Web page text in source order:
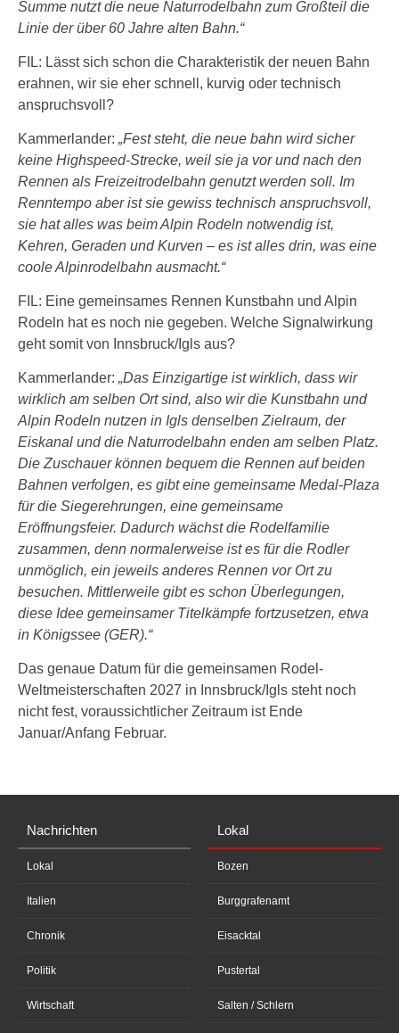
Summe nutzt die neue Naturrodelbahn zum Großteil die
Linie der über 60 Jahre alten Bahn.“
FIL: Lässt sich schon die Charakteristik der neuen Bahn
erahnen, wir sie eher schnell, kurvig oder technisch
anspruchsvoll?
Kammerlander: „Fest steht, die neue bahn wird sicher
keine Highspeed-Strecke, weil sie ja vor und nach den
Rennen als Freizeitrodelbahn genutzt werden soll. Im
Renntempo aber ist sie gewiss technisch anspruchsvoll,
sie hat alles was beim Alpin Rodeln notwendig ist,
Kehren, Geraden und Kurven – es ist alles drin, was eine
coole Alpinrodelbahn ausmacht.“
FIL: Eine gemeinsames Rennen Kunstbahn und Alpin
Rodeln hat es noch nie gegeben. Welche Signalwirkung
geht somit von Innsbruck/Igls aus?
Kammerlander: „Das Einzigartige ist wirklich, dass wir
wirklich am selben Ort sind, also wir die Kunstbahn und
Alpin Rodeln nutzen in Igls denselben Zielraum, der
Eiskanal und die Naturrodelbahn enden am selben Platz.
Die Zuschauer können bequem die Rennen auf beiden
Bahnen verfolgen, es gibt eine gemeinsame Medal-Plaza
für die Siegerehrungen, eine gemeinsame
Eröffnungsfeier. Dadurch wächst die Rodelfamilie
zusammen, denn normalerweise ist es für die Rodler
unmöglich, ein jeweils anderes Rennen vor Ort zu
besuchen. Mittlerweile gibt es schon Überlegungen,
diese Idee gemeinsamer Titelkämpfe fortzusetzen, etwa
in Königssee (GER).“
Das genaue Datum für die gemeinsamen Rodel-
Weltmeisterschaften 2027 in Innsbruck/Igls steht noch
nicht fest, voraussichtlicher Zeitraum ist Ende
Januar/Anfang Februar.
Nachrichten
Lokal
Italien
Chronik
Politik
Wirtschaft
Lokal
Bozen
Burggrafenamt
Eisacktal
Pustertal
Salten / Schlern